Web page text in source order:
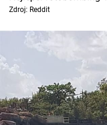
Sledujte nás
Zdroj: Reddit